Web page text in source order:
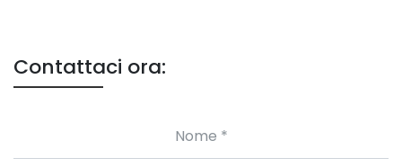
Contattaci ora: